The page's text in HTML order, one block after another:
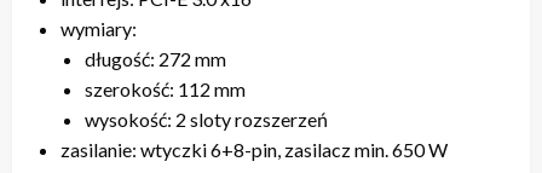
wymiary:
długość: 272 mm
szerokość: 112 mm
wysokość: 2 sloty rozszerzeń
zasilanie: wtyczki 6+8-pin, zasilacz min. 650 W